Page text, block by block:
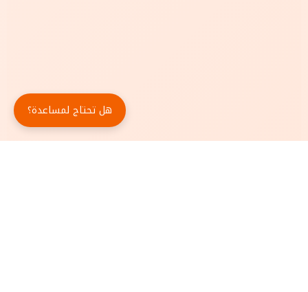
هل تحتاج لمساعدة؟